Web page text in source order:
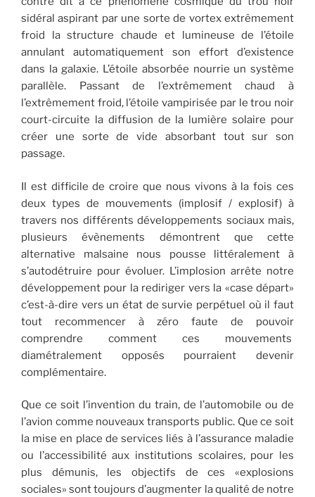
sidéral aspirant par une sorte de vortex extrêmement
froid la structure chaude et lumineuse de l’étoile
annulant automatiquement son effort d’existence
dans la galaxie. L’étoile absorbée nourrie un système
parallèle. Passant de l’extrêmement chaud à
l’extrêmement froid, l’étoile vampirisée par le trou noir
court-circuite la diffusion de la lumière solaire pour
créer une sorte de vide absorbant tout sur son
passage.
Il est difficile de croire que nous vivons à la fois ces
deux types de mouvements (implosif / explosif) à
travers nos différents développements sociaux mais,
plusieurs évènements démontrent que cette
alternative malsaine nous pousse littéralement à
s’autodétruire pour évoluer. L’implosion arrête notre
développement pour la rediriger vers la «case départ»
c’est-à-dire vers un état de survie perpétuel où il faut
tout recommencer à zéro faute de pouvoir
comprendre comment ces mouvements
diamétralement opposés pourraient devenir
complémentaire.
Que ce soit l’invention du train, de l’automobile ou de
l’avion comme nouveaux transports public. Que ce soit
la mise en place de services liés à l’assurance maladie
ou l’accessibilité aux institutions scolaires, pour les
plus démunis, les objectifs de ces «explosions
sociales» sont toujours d’augmenter la qualité de notre